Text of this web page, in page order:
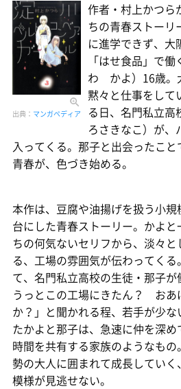
出典： マンガペディア
作者・村上かつら
ちの青春ストー
に進学できず、大
「はせ食品」で
わ かよ）16歳。
黙々と仕事をして
る日、名門私立高
ろさきなこ）が、
入ってくる。那子と出会ったこ
青春が、色づき始める。
本作は、豆腐や油揚げを扱う小
台にした青春ストーリー。かよ
ちの何気ないセリフから、淡々
る、工場の雰囲気が伝わってく
て、名門私立高校の生徒・那子
うっとこの工場にきたん？ おあ
か？」と聞かれる程、若手が少
たかよと那子は、急速に仲を深
時間を共有する家族のようなも
勢の大人に囲まれて成長してい
模様が見逃せない。